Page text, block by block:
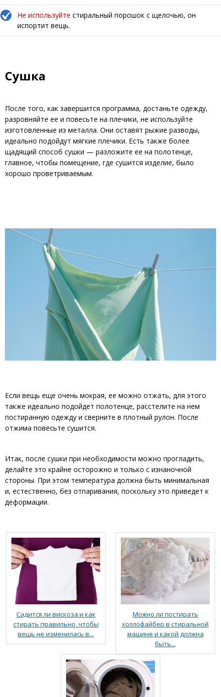
Не используйте стиральный порошок с щелочью, он
испортит вещь.
Сушка
После того, как завершится программа, достаньте одежду,
разровняйте ее и повесьте на плечики, не используйте
изготовленные из металла. Они оставят рыжие разводы,
идеально подойдут мягкие плечики. Есть также более
щадящий способ сушки — разложите ее на полотенце,
главное, чтобы помещение, где сушится изделие, было
хорошо проветриваемым.
Если вещь еще очень мокрая, ее можно отжать, для этого
также идеально подойдет полотенце, расстелите на нем
постиранную одежду и сверните в плотный рулон. После
отжима повесьте сушится.
Итак, после сушки при необходимости можно прогладить,
делайте это крайне осторожно и только с изнаночной
стороны. При этом температура должна быть минимальная
и, естественно, без отпаривания, поскольку это приведет к
деформации.
Садится ли вискоза и как
стирать правильно, чтобы
вещь не изменилась в...
Можно ли постирать
холлофайбер в стиральной
машине и какой должна
быть...